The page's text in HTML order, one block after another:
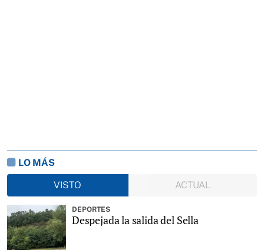
LO MÁS
VISTO
ACTUAL
DEPORTES
Despejada la salida del Sella